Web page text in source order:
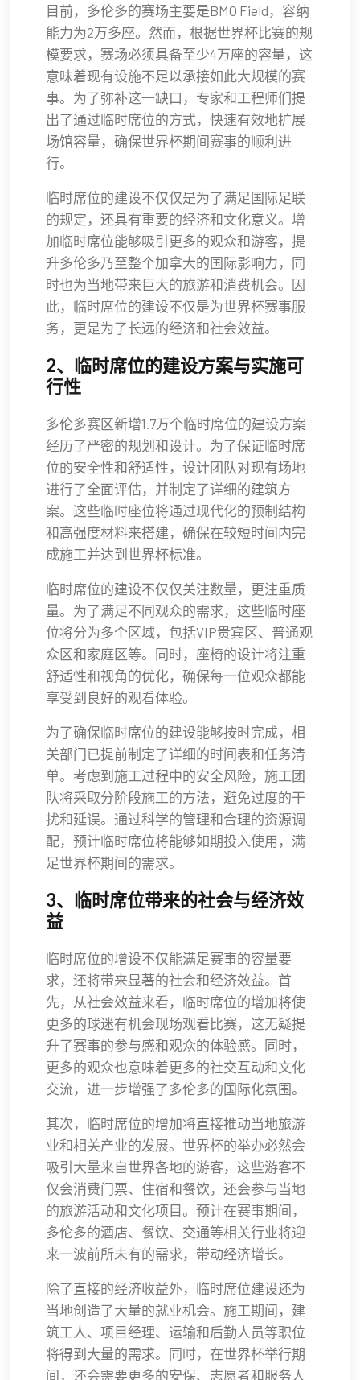
目前，多伦多的赛场主要是BMO Field，容纳
能力为2万多座。然而，根据世界杯比赛的规
模要求，赛场必须具备至少4万座的容量，这
意味着现有设施不足以承接如此大规模的赛
事。为了弥补这一缺口，专家和工程师们提
出了通过临时席位的方式，快速有效地扩展
场馆容量，确保世界杯期间赛事的顺利进
行。
临时席位的建设不仅仅是为了满足国际足联
的规定，还具有重要的经济和文化意义。增
加临时席位能够吸引更多的观众和游客，提
升多伦多乃至整个加拿大的国际影响力，同
时也为当地带来巨大的旅游和消费机会。因
此，临时席位的建设不仅是为世界杯赛事服
务，更是为了长远的经济和社会效益。
2、临时席位的建设方案与实施可
行性
多伦多赛区新增1.7万个临时席位的建设方案
经历了严密的规划和设计。为了保证临时席
位的安全性和舒适性，设计团队对现有场地
进行了全面评估，并制定了详细的建筑方
案。这些临时座位将通过现代化的预制结构
和高强度材料来搭建，确保在较短时间内完
成施工并达到世界杯标准。
临时席位的建设不仅仅关注数量，更注重质
量。为了满足不同观众的需求，这些临时座
位将分为多个区域，包括VIP贵宾区、普通观
众区和家庭区等。同时，座椅的设计将注重
舒适性和视角的优化，确保每一位观众都能
享受到良好的观看体验。
为了确保临时席位的建设能够按时完成，相
关部门已提前制定了详细的时间表和任务清
单。考虑到施工过程中的安全风险，施工团
队将采取分阶段施工的方法，避免过度的干
扰和延误。通过科学的管理和合理的资源调
配，预计临时席位将能够如期投入使用，满
足世界杯期间的需求。
3、临时席位带来的社会与经济效
益
临时席位的增设不仅能满足赛事的容量要
求，还将带来显著的社会和经济效益。首
先，从社会效益来看，临时席位的增加将使
更多的球迷有机会现场观看比赛，这无疑提
升了赛事的参与感和观众的体验感。同时，
更多的观众也意味着更多的社交互动和文化
交流，进一步增强了多伦多的国际化氛围。
其次，临时席位的增加将直接推动当地旅游
业和相关产业的发展。世界杯的举办必然会
吸引大量来自世界各地的游客，这些游客不
仅会消费门票、住宿和餐饮，还会参与当地
的旅游活动和文化项目。预计在赛事期间，
多伦多的酒店、餐饮、交通等相关行业将迎
来一波前所未有的需求，带动经济增长。
除了直接的经济收益外，临时席位建设还为
当地创造了大量的就业机会。施工期间，建
筑工人、项目经理、运输和后勤人员等职位
将得到大量的需求。同时，在世界杯举行期
间，还会需要更多的安保、志愿者和服务人